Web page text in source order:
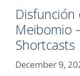
Disfunción
Meibomio
Shortcasts
December 9,